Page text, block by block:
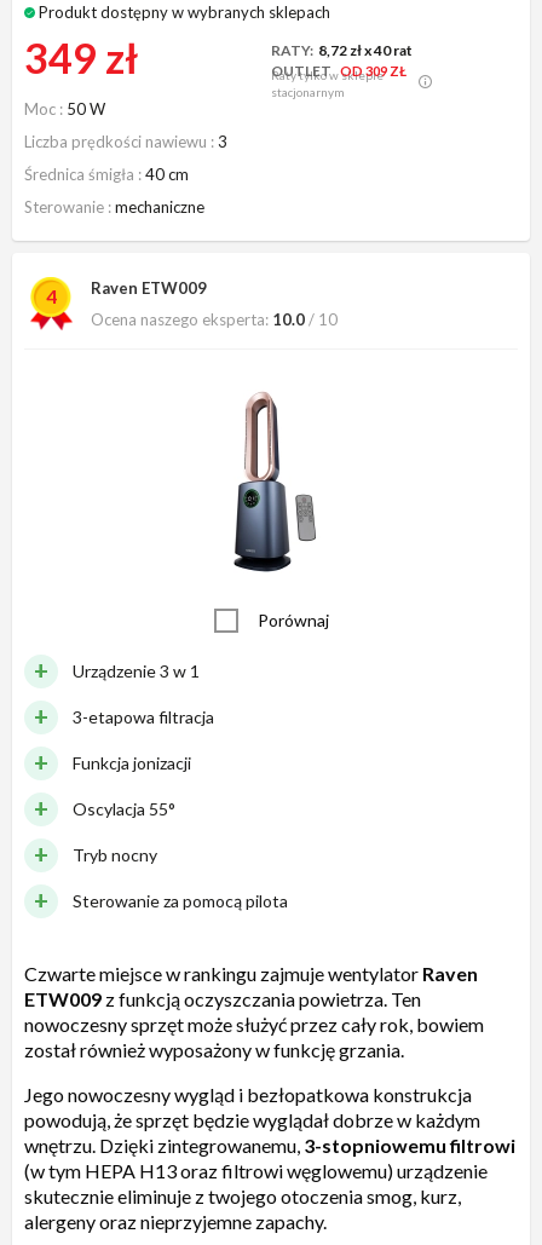
Produkt dostępny w wybranych sklepach
349 zł RATY: 8,72 złx 40 rat
Raty tylko w sklepie
stacjonarnym
OUTLET OD 309 ZŁ
Moc
50 W
Liczba prędkości nawiewu
3
Średnica śmigła
40 cm
Sterowanie mechaniczne
4
Raven ETW009
Ocena naszego eksperta: 10.0/ 10
Porównaj
Urządzenie 3 w 1
3-etapowa filtracja
Funkcja jonizacji
Oscylacja 55°
Tryb nocny
Sterowanie za pomocą pilota
Czwarte miejsce w rankingu zajmuje wentylator Raven
ETW009 z funkcją oczyszczania powietrza. Ten
nowoczesny sprzęt może służyć przez cały rok, bowiem
został również wyposażony w funkcję grzania.
Jego nowoczesny wygląd i bezłopatkowa konstrukcja
powodują, że sprzęt będzie wyglądał dobrze w każdym
wnętrzu. Dzięki zintegrowanemu, 3-stopniowemu filtrowi
(w tym HEPA H13 oraz filtrowi węglowemu) urządzenie
skutecznie eliminuje z twojego otoczenia smog, kurz,
alergeny oraz nieprzyjemne zapachy.